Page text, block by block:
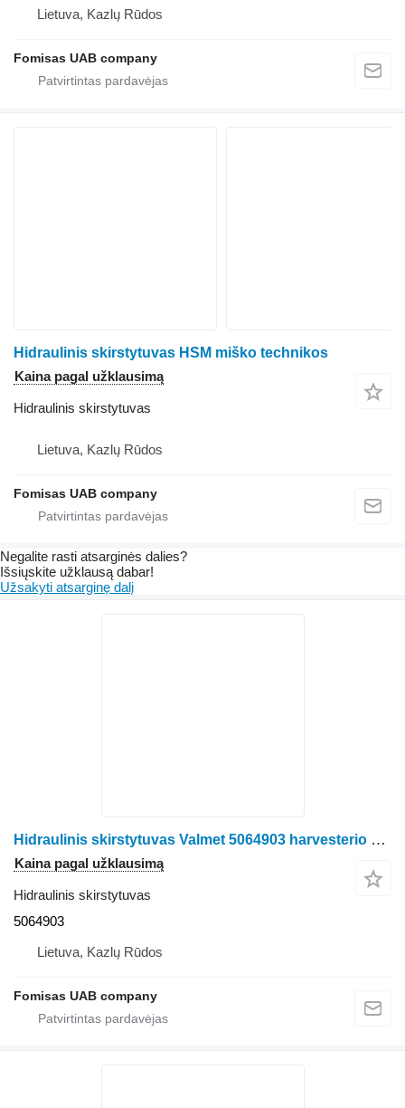
Lietuva, Kazlų Rūdos
Fomisas UAB company
Hidraulinis skirstytuvas HSM miško technikos
Kaina pagal užklausimą
Hidraulinis skirstytuvas
Lietuva, Kazlų Rūdos
Fomisas UAB company
Negalite rasti atsarginės dalies?
Išsiųskite užklausą dabar!
Užsakyti atsarginę dalį
Hidraulinis skirstytuvas Valmet 5064903 harvesterio Valmet 911.3
Kaina pagal užklausimą
Hidraulinis skirstytuvas
5064903
Lietuva, Kazlų Rūdos
Fomisas UAB company